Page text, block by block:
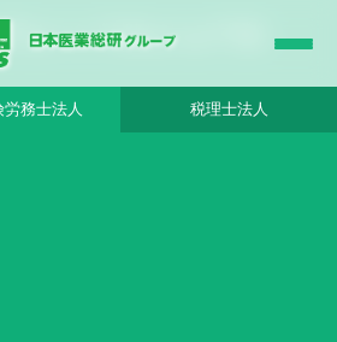
腸クリニック」様を追加しました - 日本医業総
・承継・クリニック経営支援・医療モール開発
務士法人 税理士法人